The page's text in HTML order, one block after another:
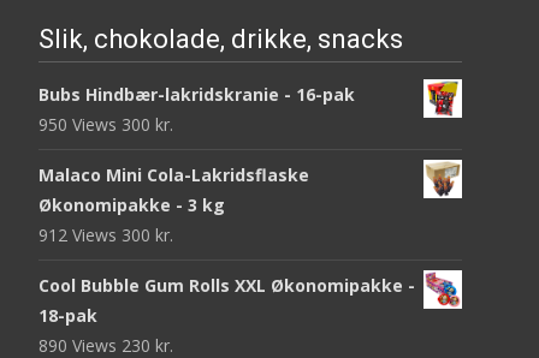
Slik, chokolade, drikke, snacks
Bubs Hindbær-lakridskranie - 16-pak
950 Views 300 kr.
Malaco Mini Cola-Lakridsflaske
Økonomipakke - 3 kg
912 Views 300 kr.
Cool Bubble Gum Rolls XXL Økonomipakke -
18-pak
890 Views 230 kr.